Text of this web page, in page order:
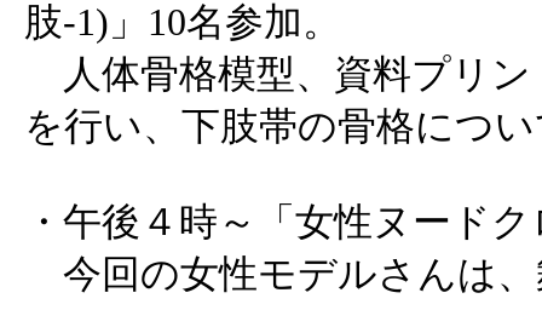
肢-1)」10名参加。
人体骨格模型、資料プリ
を行い、下肢帯の骨格につ
・午後４時～「女性ヌード
今回の女性モデルさんは